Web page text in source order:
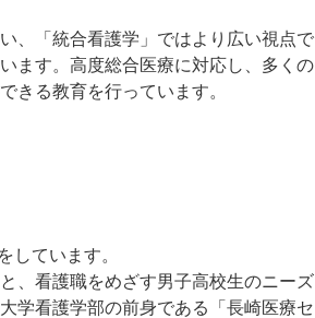
、「統合看護学」ではより広い視点で
ます。高度総合医療に対応し、多くの
きる教育を行っています。
しています。
、看護職をめざす男子高校生のニーズ
学看護学部の前身である「長崎医療セ